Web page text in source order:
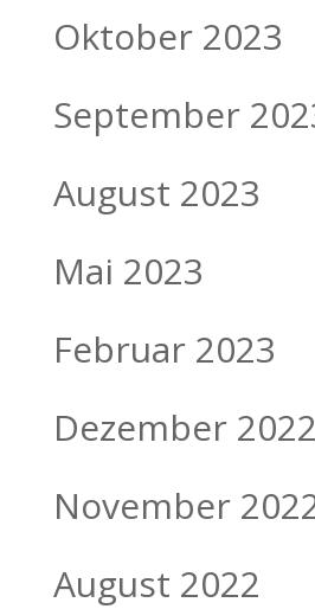
Oktober 2023
September
August 2023
Mai 2023
Februar 2023
Dezember 2022
November
August 2022